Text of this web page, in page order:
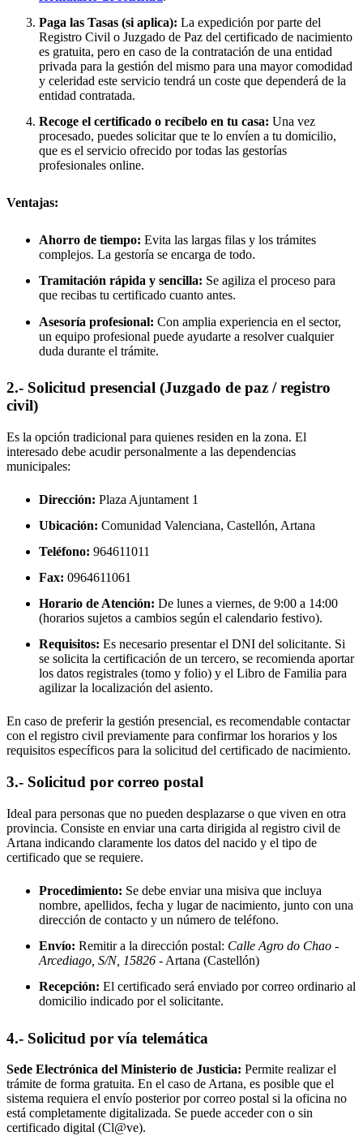
Paga las Tasas (si aplica): La expedición por parte del
Registro Civil o Juzgado de Paz del certificado de nacimiento
es gratuita, pero en caso de la contratación de una entidad
privada para la gestión del mismo para una mayor comodidad
y celeridad este servicio tendrá un coste que dependerá de la
entidad contratada.
Recoge el certificado o recíbelo en tu casa: Una vez
procesado, puedes solicitar que te lo envíen a tu domicilio,
que es el servicio ofrecido por todas las gestorías
profesionales online.
Ventajas:
Ahorro de tiempo: Evita las largas filas y los trámites
complejos. La gestoría se encarga de todo.
Tramitación rápida y sencilla: Se agiliza el proceso para
que recibas tu certificado cuanto antes.
Asesoría profesional: Con amplia experiencia en el sector,
un equipo profesional puede ayudarte a resolver cualquier
duda durante el trámite.
2.- Solicitud presencial (Juzgado de paz / registro
civil)
Es la opción tradicional para quienes residen en la zona. El
interesado debe acudir personalmente a las dependencias
municipales:
Dirección: Plaza Ajuntament 1
Ubicación: Comunidad Valenciana, Castellón, Artana
Teléfono: 964611011
Fax: 0964611061
Horario de Atención: De lunes a viernes, de 9:00 a 14:00
(horarios sujetos a cambios según el calendario festivo).
Requisitos: Es necesario presentar el DNI del solicitante. Si
se solicita la certificación de un tercero, se recomienda aportar
los datos registrales (tomo y folio) y el Libro de Familia para
agilizar la localización del asiento.
En caso de preferir la gestión presencial, es recomendable contactar
con el registro civil previamente para confirmar los horarios y los
requisitos específicos para la solicitud del certificado de nacimiento.
3.- Solicitud por correo postal
Ideal para personas que no pueden desplazarse o que viven en otra
provincia. Consiste en enviar una carta dirigida al registro civil de
Artana indicando claramente los datos del nacido y el tipo de
certificado que se requiere.
Procedimiento: Se debe enviar una misiva que incluya
nombre, apellidos, fecha y lugar de nacimiento, junto con una
dirección de contacto y un número de teléfono.
Envío: Remitir a la dirección postal: Calle Agro do Chao -
Arcediago, S/N, 15826 - Artana (Castellón)
Recepción: El certificado será enviado por correo ordinario al
domicilio indicado por el solicitante.
4.- Solicitud por vía telemática
Sede Electrónica del Ministerio de Justicia: Permite realizar el
trámite de forma gratuita. En el caso deArtana, es posible que el
sistema requiera el envío posterior por correo postal si la oficina no
está completamente digitalizada. Se puede acceder con o sin
certificado digital (Cl@ve).